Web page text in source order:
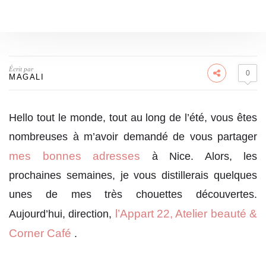
Écrit par
MAGALI 0
Hello tout le monde, tout au long de l’été, vous êtes
nombreuses à m’avoir demandé de vous partager
mes bonnes adresses à Nice. Alors, les
prochaines semaines, je vous distillerais quelques
unes de mes très chouettes découvertes.
Aujourd’hui, direction, l’Appart 22, Atelier beauté &
Corner Café .